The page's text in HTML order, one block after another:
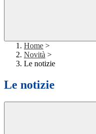
Home >
Novità >
Le notizie
Le notizie